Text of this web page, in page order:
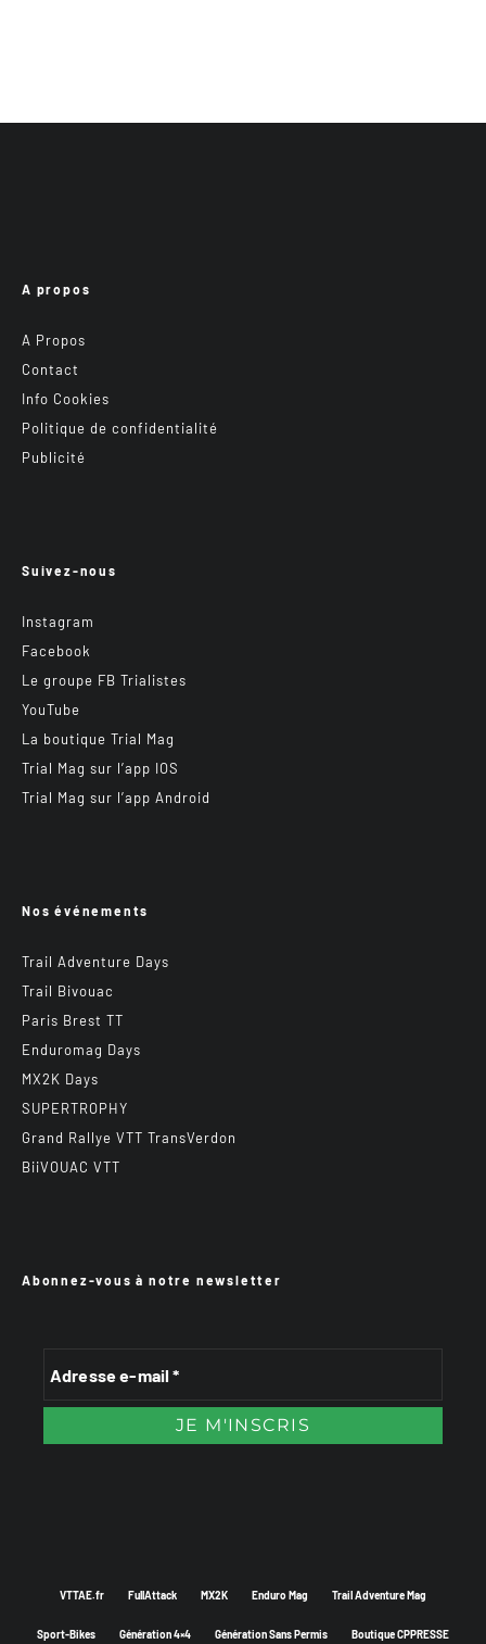
A propos
A Propos
Contact
Info Cookies
Politique de confidentialité
Publicité
Suivez-nous
Instagram
Facebook
Le groupe FB Trialistes
YouTube
La boutique Trial Mag
Trial Mag sur l’app IOS
Trial Mag sur l’app Android
Nos événements
Trail Adventure Days
Trail Bivouac
Paris Brest TT
Enduromag Days
MX2K Days
SUPERTROPHY
Grand Rallye VTT TransVerdon
BiiVOUAC VTT
Abonnez-vous à notre newsletter
VTTAE.fr FullAttack MX2K Enduro Mag Trail Adventure Mag
Sport-Bikes Génération 4×4 Génération Sans Permis Boutique CPPRESSE